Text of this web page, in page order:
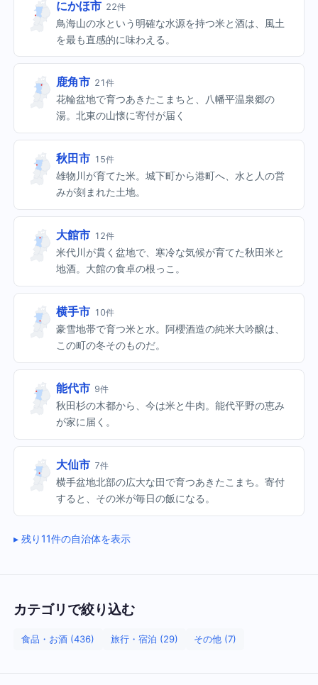
にかほ市 22件
鳥海山の水という明確な水源を持つ米と酒は、風土
を最も直感的に味わえる。
鹿角市 21件
花輪盆地で育つあきたこまちと、八幡平温泉郷の
湯。北東の山懐に寄付が届く
秋田市 15件
雄物川が育てた米。城下町から港町へ、水と人の営
みが刻まれた土地。
大館市 12件
米代川が貫く盆地で、寒冷な気候が育てた秋田米と
地酒。大館の食卓の根っこ。
横手市 10件
豪雪地帯で育つ米と水。阿櫻酒造の純米大吟醸は、
この町の冬そのものだ。
能代市 9件
秋田杉の木都から、今は米と牛肉。能代平野の恵み
が家に届く。
大仙市 7件
横手盆地北部の広大な田で育つあきたこまち。寄付
すると、その米が毎日の飯になる。
残り11件の自治体を表示
カテゴリで絞り込む
食品・お酒 (436) 旅行・宿泊 (29) その他 (7)